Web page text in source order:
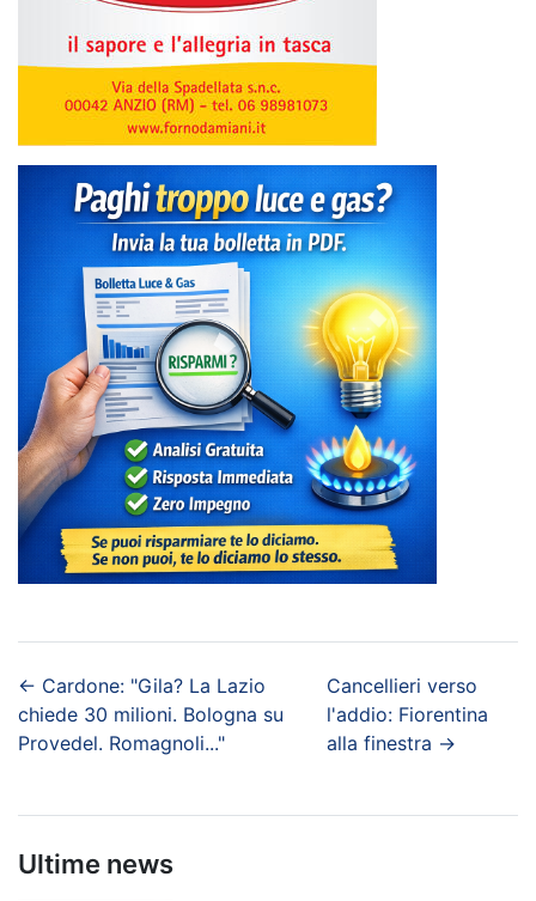
← Cardone: "Gila? La Lazio
chiede 30 milioni. Bologna su
Provedel. Romagnoli..."
Cancellieri verso
l'addio: Fiorentina
alla finestra →
Ultime news